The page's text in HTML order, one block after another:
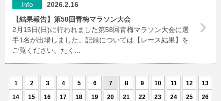
Info
2026.2.16
【結果報告】第58回青梅マラソン大会
2月15日(日)に行われました第58回青梅マラソン大会に選
手1名が出場しました。記録については【レース結果】を
ご覧ください。たく...
1 2 3 4 5 6 7 8 9 10 11 12
13
14
15 16 17 18 19 20 21 22 23 24 25
26